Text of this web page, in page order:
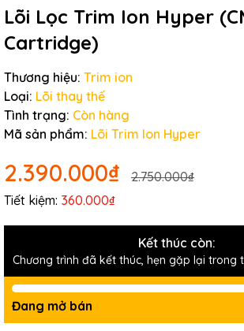
Lõi Lọc Trim Ion Hyper
Cartridge)
Thương hiệu: Trim ion
Loại: Lõi thay thế
Tình trạng: Còn hàng
Mã sản phẩm: Lõi Trim Ion Hyper
2.390.000₫
2.750.000₫
Tiết kiệm: 360.000₫
Kết thúc còn:
Chương trình đã kết thúc, hẹn gặp lại trong
Đang mở bán